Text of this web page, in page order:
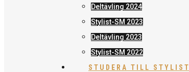
Deltävling 2024
Stylist-SM 2023
Deltävling 2023
Stylist-SM 2022
STUDERA TILL STYLIST